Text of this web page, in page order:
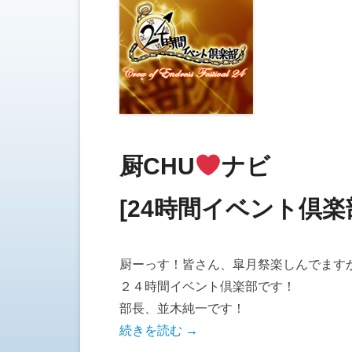
厨CHU
ナビ
[24時間イベント倶楽
厨ーっす！皆さん、皐月祭楽しんでます
２４時間イベント倶楽部です！
部長、並木純一です！
続きを読む →